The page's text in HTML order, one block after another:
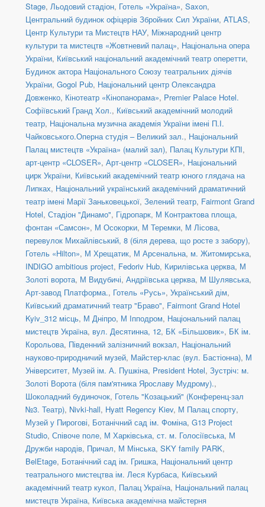
Stage, Льодовий стадіон, Готель «Україна», Saxon,
Центральний будинок офіцерів Збройних Сил України, ATLAS,
Центр Культури та Мистецтв НАУ, Міжнародний центр
культури та мистецтв «Жовтневий палац», Національна опера
України, Київський національний академічний театр оперетти,
Будинок актора Національного Союзу театральних діячів
України, Gogol Pub, Національний центр Олександра
Довженко, Кінотеатр «Кінопанорама», Premier Palace Hotel.
Софіївський Гранд Хол., Київський академічний молодий
театр, Національна музична академія України імені П.І.
Чайковського.Оперна студія – Великий зал., Національний
Палац мистецтв «Україна» (малий зал), Палац Культури КПІ,
арт-центр «CLOSER», Арт-центр «CLOSER», Національний
цирк України, Київський академічний театр юного глядача на
Липках, Національний український академічний драматичний
театр імені Марії Заньковецької, Зелений театр, Fairmont Grand
Hotel, Стадіон "Динамо", Гідропарк, М Контрактова площа,
фонтан «Самсон», М Осокорки, М Теремки, М Лісова,
перевулок Михайлівський, 8 (біля дерева, що росте з забору),
Готель «Hilton», М Хрещатик, М Арсенальна, м. Житомирська,
INDIGO ambitious project, Fedoriv Hub, Кирилівська церква, М
Золоті ворота, М Видубичі, Андріївська церква, М Шулявська,
Арт-завод Платформа., Готель «Русь», Український дім,
Київський драматичний театр "Браво", Fairmont Grand Hotel
Kyiv_312 місць, М Дніпро, М Іпподром, Національний палац
мистецтв Україна, вул. Десятинна, 12, БК «Більшовик», БК ім.
Корольова, Південний залізничний вокзал, Національний
науково-природничий музей, Майстер-клас (вул. Бастіонна), М
Університет, Музей ім. А. Пушкіна, President Hotel, Зустріч: м.
Золоті Ворота (біля пам'ятника Ярославу Мудрому).,
Шоколадний будиночок, Готель "Козацький" (Конференц-зал
№3. Театр), Nivki-hall, Hyatt Regency Kiev, М Палац спорту,
Музей у Пирогові, Ботанічний сад ім. Фоміна, G13 Project
Studio, Співоче поле, М Харківська, ст. м. Голосіївська, М
Дружби народів, Причал, М Мінська, SKY family PARK,
BelEtage, Ботанічний сад ім. Гришка, Національний центр
театрального мистецтва ім. Леся Курбаса, Київський
академічний театр кукол, Палац Україна, Національний палац
мистецтв Україна, Київська академічна майстерня